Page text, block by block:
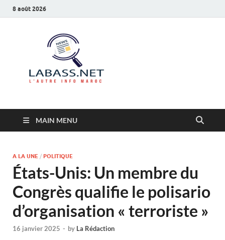
8 août 2026
MAIN MENU
A LA UNE / POLITIQUE
États-Unis: Un membre du
Congrès qualifie le polisario
d’organisation « terroriste »
16 janvier 2025 - by La Rédaction